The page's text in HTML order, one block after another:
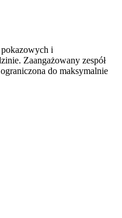
i
Zaangażowany zespół
do maksymalnie